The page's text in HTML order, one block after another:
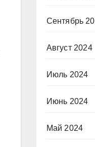
Сентябрь
Август 2024
Июль 2024
Июнь 2024
Май 2024